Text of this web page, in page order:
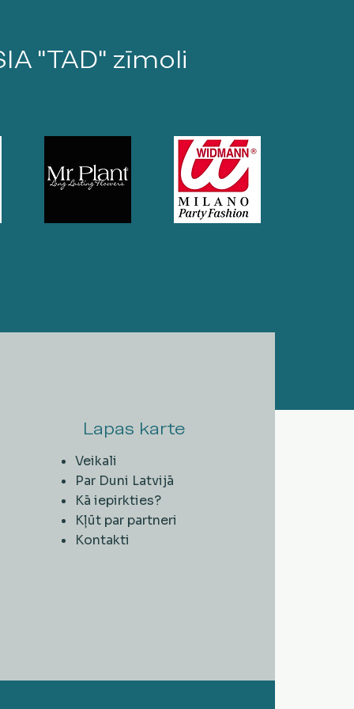
"TAD" zīmoli
Lapas karte
Veikali
Par Duni Latvijā
Kā iepirkties?
Kļūt par partneri
Kontakti